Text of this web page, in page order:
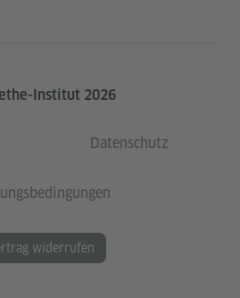
Institut 2026
Datenschutz
widerrufen